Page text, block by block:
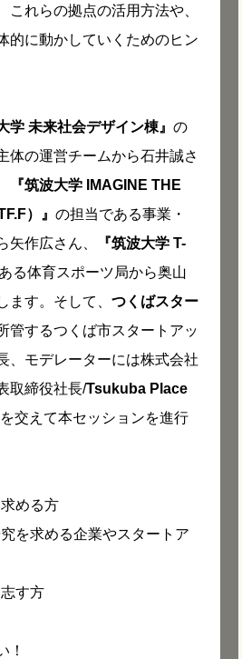
これらの拠点の活用方法や、
的に動かしていくためのヒン
学 未来社会デザイン棟』 の
体の運営チームから石井誠さ
『筑波大学 IMAGINE THE
）』 の担当である事業・
矢作広さん、
『筑波大学 T-
る体育スポーツ局から奥山
ます。そして、 つくばスター
管するつくば市スタートアッ
、モデレーターには株式会社
取締役社長/Tsukuba Place
交えて本セッションを進行
める方
を求める企業やスタートア
す方
！